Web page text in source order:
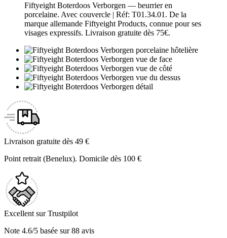
Fiftyeight Boterdoos Verborgen — beurrier en
porcelaine. Avec couvercle | Réf: T01.34.01. De la
marque allemande Fiftyeight Products, connue pour ses
visages expressifs. Livraison gratuite dès 75€.
Livraison gratuite dès 49 €
Point retrait (Benelux). Domicile dès 100 €
Excellent sur Trustpilot
Note 4.6/5 basée sur 88 avis